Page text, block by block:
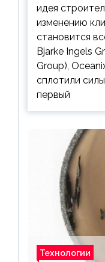
идея
изменению
становится
Bjarke Ingels
Group),
сплотили
первый
Технологии